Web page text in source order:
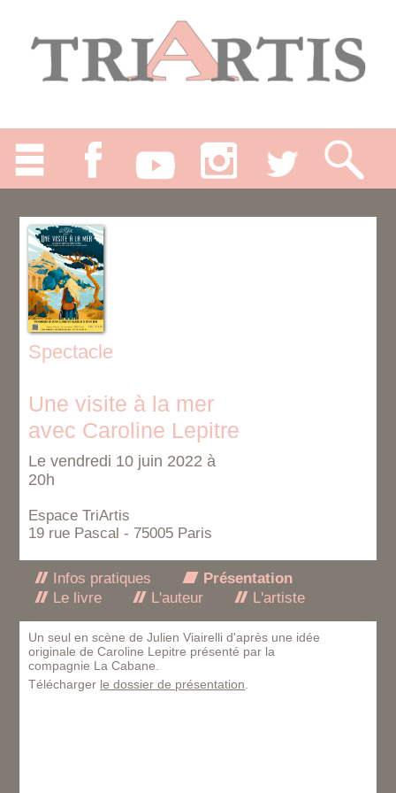
Spectacle
Une visite à la mer
avec Caroline Lepitre
Le vendredi 10 juin 2022 à
20h
Espace TriArtis
19 rue Pascal - 75005 Paris
Infos pratiques
Présentation
Le livre
L'auteur L'artiste
Un seul en scène de Julien Viairelli d'après une idée
originale de Caroline Lepitre présenté par la
compagnie La Cabane.
Télécharger le dossier de présentation